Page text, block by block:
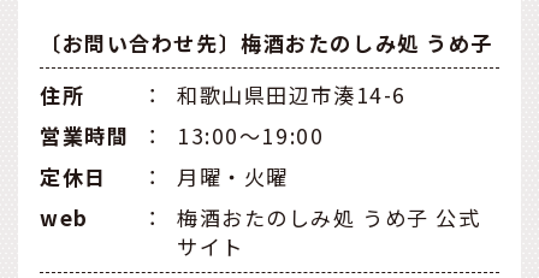
〔お問い合わせ先〕梅酒おたのしみ処 うめ子
住所
：
和歌山県田辺市湊14-6
営業時間
：
13:00〜19:00
定休日
：
月曜・火曜
web
：
梅酒おたのしみ処 うめ子 公式
サイト